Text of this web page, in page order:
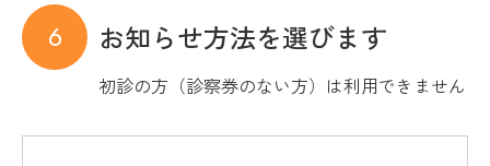
お知らせ方法を選びます
初診の方（診察券のない方）は利用できません